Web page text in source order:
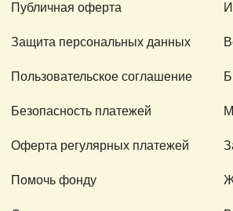
Публичная оферта
Защита персональных данных
Пользовательское соглашение
Безопасность платежей
Оферта регулярных платежей
Помочь фонду